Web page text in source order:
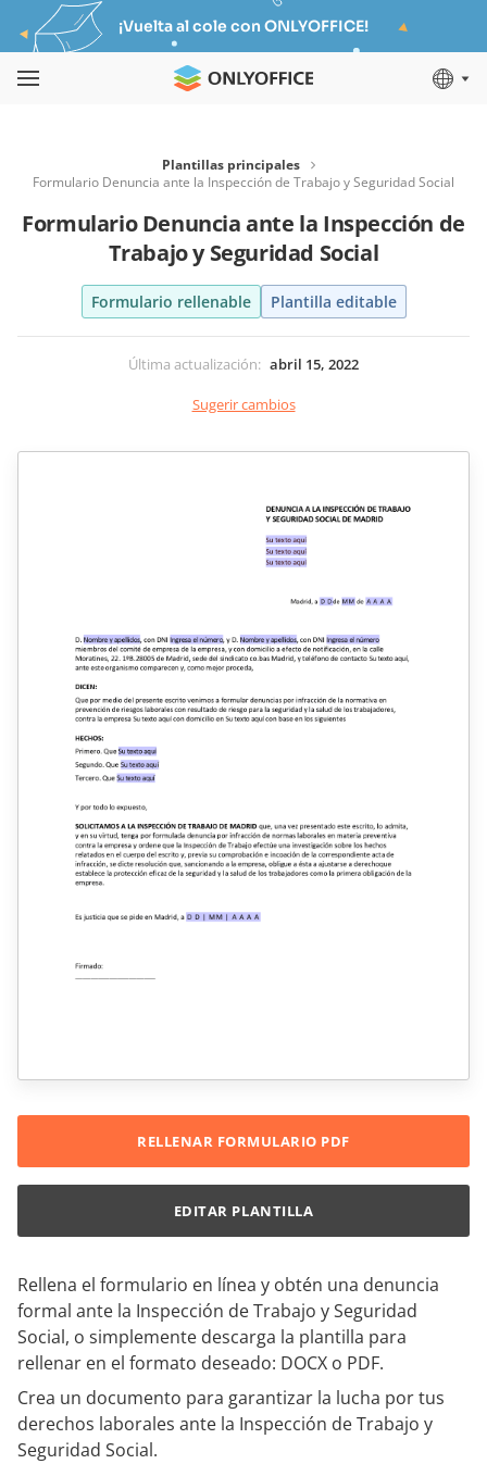
¡Vuelta al cole con ONLYOFFICE!
Plantillas principales
Formulario Denuncia ante la Inspección de Trabajo y Seguridad Social
Formulario Denuncia ante la Inspección de
Trabajo y Seguridad Social
Formulario rellenable Plantilla editable
Última actualización: abril 15, 2022
Sugerir cambios
Rellena el formulario en línea y obtén una denuncia
formal ante la Inspección de Trabajo y Seguridad
Social, o simplemente descarga la plantilla para
rellenar en el formato deseado: DOCX o PDF.
Crea un documento para garantizar la lucha por tus
derechos laborales ante la Inspección de Trabajo y
Seguridad Social.
RELLENAR FORMULARIO PDF
EDITAR PLANTILLA